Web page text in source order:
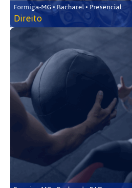
Formiga-MG • Bacharel • Presencial
Direito